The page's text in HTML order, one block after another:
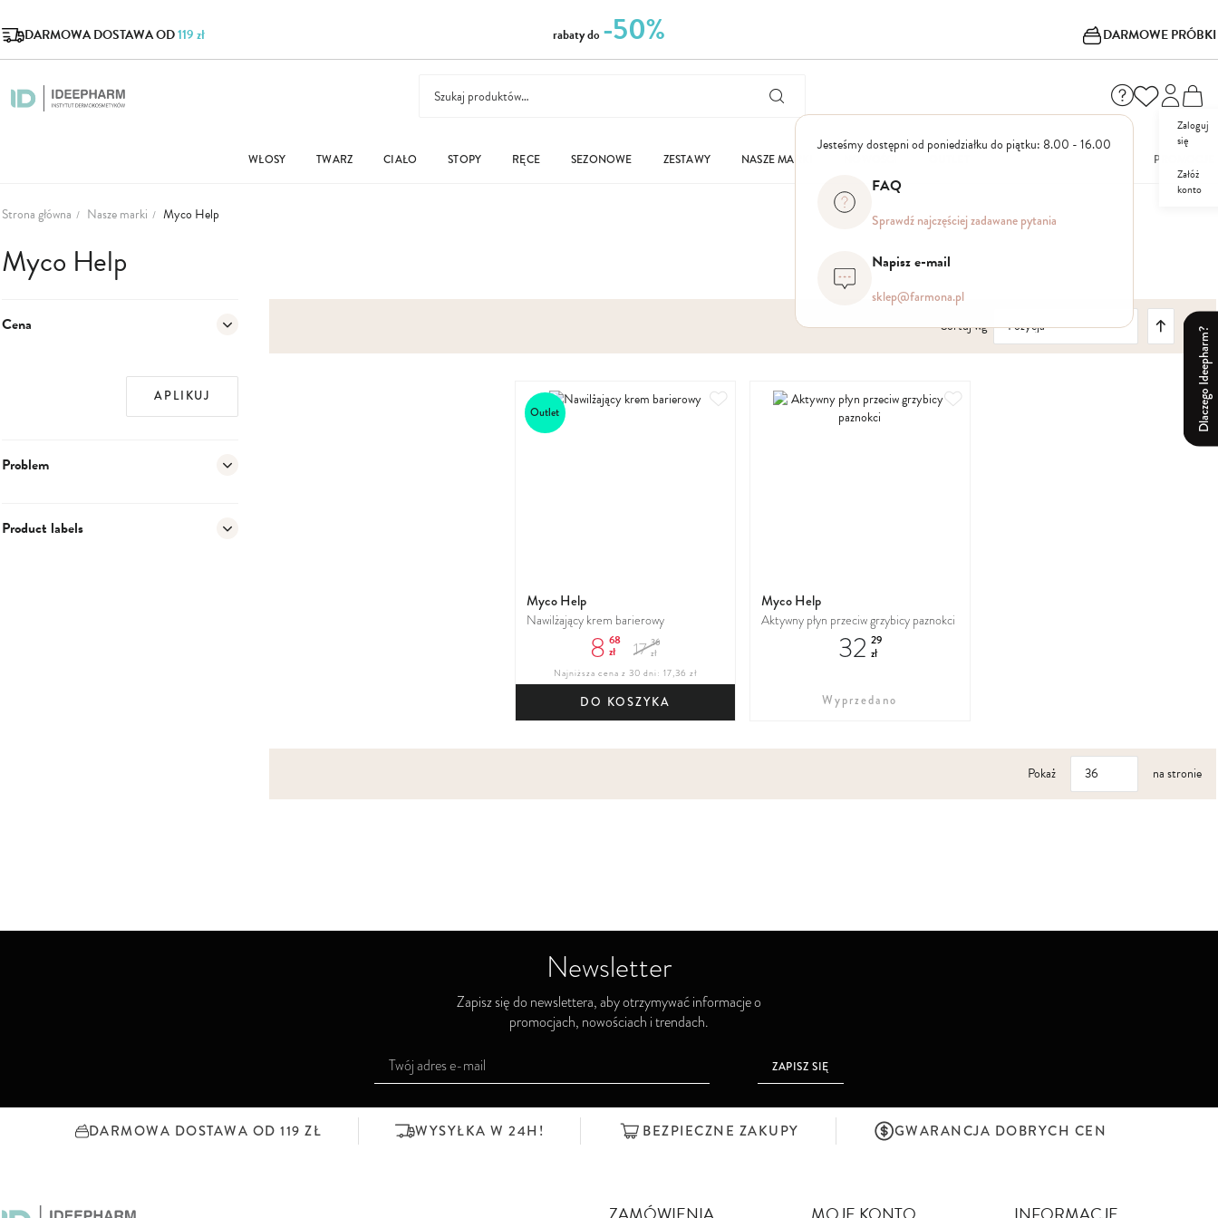
DARMOWA DOSTAWA OD119 zł rabaty do -50% DARMOWE PRÓBKI
Jesteśmy dostępni od poniedziałku do piątku: 8.00 - 16.00
FAQ
Sprawdź najczęściej zadawane pytania
Napisz e-mail
sklep@farmona.pl
Zaloguj
się
Załóż
konto
Dlaczego Ideepharm?
WŁOSY TWARZ CIAŁO STOPY RĘCE SEZONOWE ZESTAWY NASZE MARKI PROMOCJE
Strona główna Nasze marki Myco Help
Myco Help
Sortuj wg
Ustaw
kierunek
malejący
Outlet
Myco Help
Nawilżający krem barierowy
8 68
zł 17 36
zł
Najniższa cena z 30 dni: 17,36 zł
DO KOSZYKA
Myco Help
Aktywny płyn przeciw grzybicy paznokci
32 29
zł
Wyprzedano
Pokaż na stronie
Cena
APLIKUJ
Problem
Product labels
Newsletter
Zapisz się do newslettera, aby otrzymywać informacje o
promocjach, nowościach i trendach.
u
ZAPISZ SIĘ
DARMOWA DOSTAWA OD 119 ZŁ WYSYŁKA W 24H! BEZPIECZNE ZAKUPY GWARANCJA DOBRYCH CEN